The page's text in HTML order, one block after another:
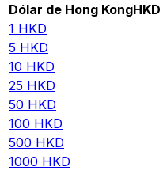
Dólar de Hong KongHKD
1 HKD
5 HKD
10 HKD
25 HKD
50 HKD
100 HKD
500 HKD
1000 HKD